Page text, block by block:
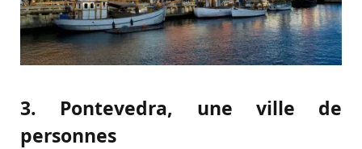
3. Pontevedra, une ville de
personnes